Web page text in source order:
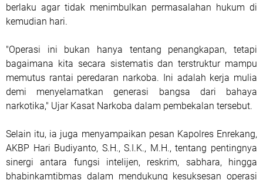
berlaku agar tidak menimbulkan permasalahan hukum di
kemudian hari.
"Operasi ini bukan hanya tentang penangkapan, tetapi
bagaimana kita secara sistematis dan terstruktur mampu
memutus rantai peredaran narkoba. Ini adalah kerja mulia
demi menyelamatkan generasi bangsa dari bahaya
narkotika," Ujar Kasat Narkoba dalam pembekalan tersebut.
Selain itu, ia juga menyampaikan pesan Kapolres Enrekang,
AKBP Hari Budiyanto, S.H., S.I.K., M.H., tentang pentingnya
sinergi antara fungsi intelijen, reskrim, sabhara, hingga
bhabinkamtibmas dalam mendukung kesuksesan operasi